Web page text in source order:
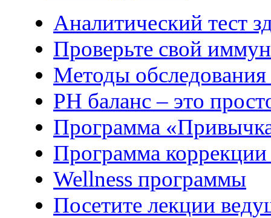
Аналитический тест
Проверьте свой
Методы обследования
РH баланс – это
Программа
Программа коррекции
Wellness программы
Посетите лекции